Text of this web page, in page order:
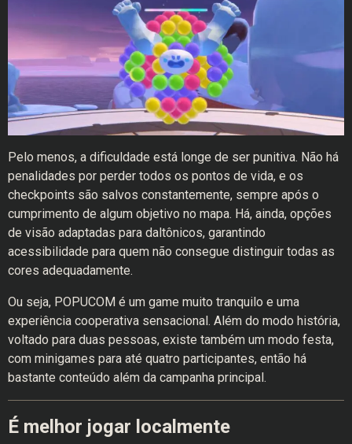
Pelo menos, a dificuldade está longe de ser punitiva. Não há
penalidades por perder todos os pontos de vida, e os
checkpoints são salvos constantemente, sempre após o
cumprimento de algum objetivo no mapa. Há, ainda, opções
de visão adaptadas para daltônicos, garantindo
acessibilidade para quem não consegue distinguir todas as
cores adequadamente.
Ou seja, POPUCOM é um game muito tranquilo e uma
experiência cooperativa sensacional. Além do modo história,
voltado para duas pessoas, existe também um modo festa,
com minigames para até quatro participantes, então há
bastante conteúdo além da campanha principal.
É melhor jogar localmente